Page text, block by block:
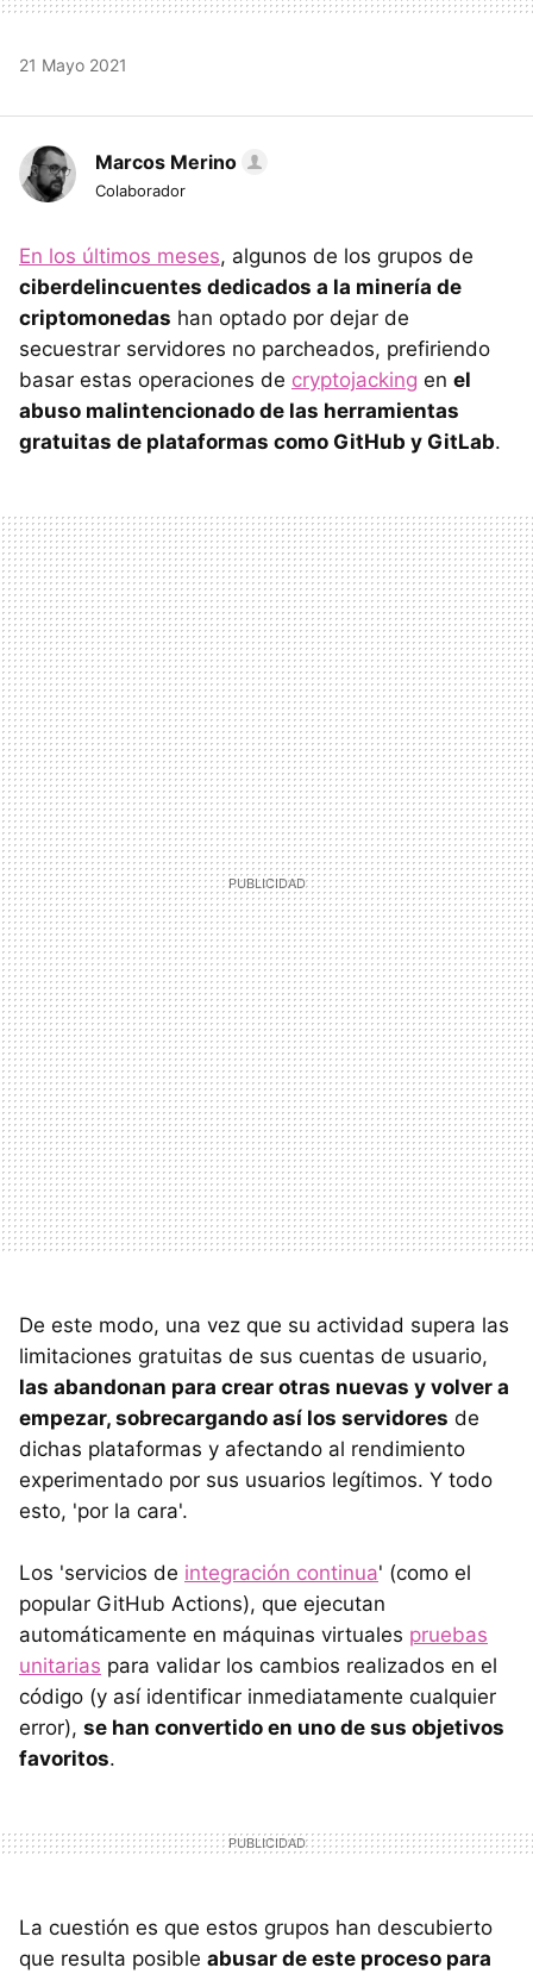
21 Mayo 2021
Marcos Merino
Colaborador
En los últimos meses, algunos de los grupos de
ciberdelincuentes dedicados a la minería de
criptomonedas han optado por dejar de
secuestrar servidores no parcheados, prefiriendo
basar estas operaciones de cryptojacking en el
abuso malintencionado de las herramientas
gratuitas de plataformas como GitHub y GitLab.
De este modo, una vez que su actividad supera las
limitaciones gratuitas de sus cuentas de usuario,
las abandonan para crear otras nuevas y volver a
empezar, sobrecargando así los servidores de
dichas plataformas y afectando al rendimiento
experimentado por sus usuarios legítimos. Y todo
esto, 'por la cara'.
Los 'servicios de integración continua' (como el
popular GitHub Actions), que ejecutan
automáticamente en máquinas virtuales pruebas
unitarias para validar los cambios realizados en el
código (y así identificar inmediatamente cualquier
error), se han convertido en uno de sus objetivos
favoritos.
La cuestión es que estos grupos han descubierto
que resulta posible abusar de este proceso para